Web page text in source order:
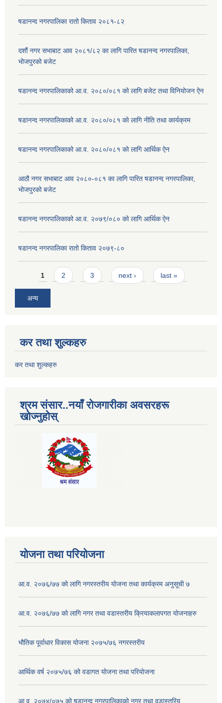
षडानन्द नगरपालिका रातो किताव २०८१-८२
दशौं नगर सभाबाट आव २०८१/८२ का लागि पारित षडानन्द नगरपालिका,
भोजपुरको बजेट
षडानन्द नगरपालिकाको आ.व. २०८०/०८१ को लागि बजेट तथा विनियोजन ऐन
षडानन्द नगरपालिकाको आ.व. २०८०/०८१ को लागि नीति तथा कार्यक्रम
षडानन्द नगरपालिकाको आ.व. २०८०/०८१ को लागि आर्थिक ऐन
आठौ नगर सभाबाट आव २०८०-०८१ का लागि पारित षडानन्द नगरपालिका,
भोजपुरको बजेट
षडानन्द नगरपालिकाको आ.व. २०७९/०८० को लागि आर्थिक ऐन
षडानन्द नगरपालिका रातो किताव २०७९-८०
Pages
1 2 3 next › last »
अन्य
कर तथा शुल्कहरु
कर तथा शुल्कहरु
श्रम संसार..नयाँ रोजगारीका अवसरहरू
खोज्नुहोस्
योजना तथा परियोजना
आ.व. २०७६/७७ को लागि नगरस्तरीय योजना तथा कार्यक्रम अनुसूची ७
आ.व. २०७६/७७ को लागि नगर तथा वडास्तरीय क्रियाकलापगत योजनाहरु
भौतिक पूर्वाधार विकास योजना २०७५/७६ नगरस्तरीय
आर्थिक वर्ष २०७५/७६ को वडागत योजना तथा परियोजना
आ.व. २०७४/०७५ को षडानन्द नगरपालिकाको नगर तथा वडास्तरिय